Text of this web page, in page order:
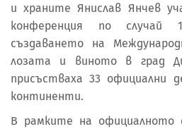
и храните Янислав Янчев
конференция по случай
създаването на
лозата и виното в град
присъстваха 33 официални
континенти.
В рамките на официалното